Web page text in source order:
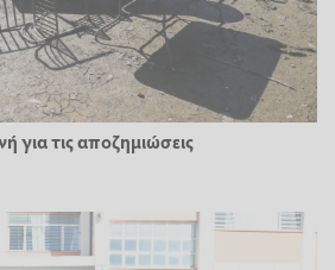
για τις αποζημιώσεις